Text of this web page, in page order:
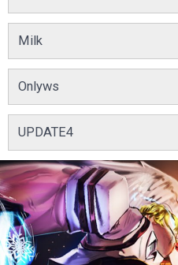
Milk
Onlyws
UPDATE4